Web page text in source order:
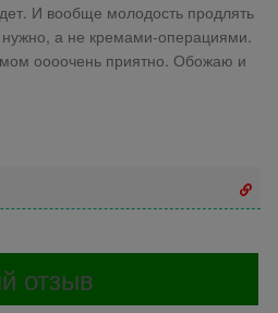
И вообще молодость продлять
а не кремами-операциями.
оооочень приятно. Обожаю и
отзыв